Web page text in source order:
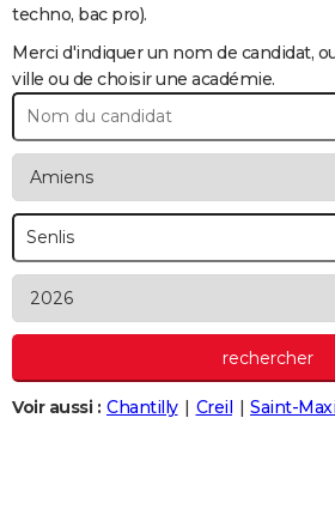
Essais
Réserver un essai
Citadines
Berlines
SUV
Forum auto
+
HIGH-TECH
Mobiles
Meilleur smartphone
Internet
Ordinateurs
Jeux vidéo
Guide high-tech
+
BRICOLAGE
Forum
Aménagement intérieur
Extérieur
Cuisine
Salle de bains
Jardinage
Rangement
WEEK-END
Guides de France
Escapades
Patrimoine
Expositions
Musées
Week-end nature
LIFESTYLE
Art de vivre
Bien-être
Loisirs
Mode
Modes de vie
+SANTE
Alimentation
Guide de la santé
Maladies
Médicaments
Sommeil
+VOYAGE
PHOTO
BONS PLANS
techno, bac pro).
Merci d'indiquer un nom de candidat,
ville ou de choisir une académie.
Voir aussi : Chantilly Creil Saint-